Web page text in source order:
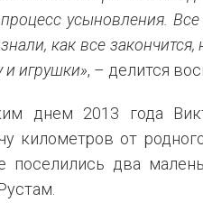
усыновления.
как все
игрушки», – делится
днем 2013 года
километров от
поселились два